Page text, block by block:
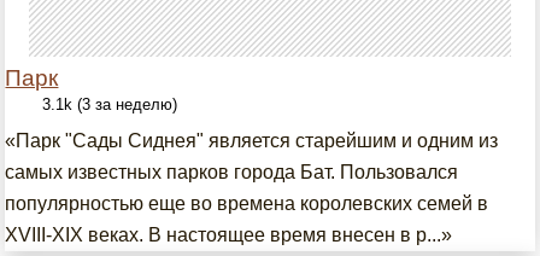
Парк
3.1k (3 за неделю)
«Парк "Сады Сиднея" является старейшим и одним из
самых известных парков города Бат. Пользовался
популярностью еще во времена королевских семей в
XVIII-XIX веках. В настоящее время внесен в р...»